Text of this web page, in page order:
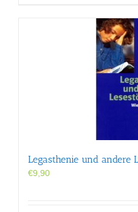
Legasthenie und andere
€9,90